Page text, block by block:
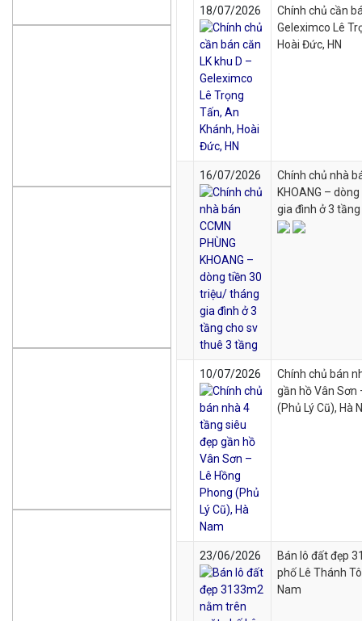
18/07/2026
Chính chủ cần
Geleximco Lê
Hoài Đức, HN
16/07/2026
Chính chủ nhà
KHOANG –
gia đình ở 3
10/07/2026
Chính chủ bán
gần hồ Vân Sơn
(Phủ Lý Cũ), Hà
23/06/2026
Bán lô đất đẹp
phố Lê Thánh
Nam